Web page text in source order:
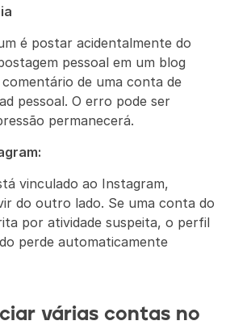
é postar acidentalmente do
pessoal em um blog
de uma conta de
pessoal. O erro pode ser
permanecerá.
vinculado ao Instagram,
do outro lado. Se uma conta do
por atividade suspeita, o perfil
perde automaticamente
várias contas no